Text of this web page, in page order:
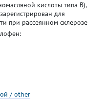
кислоты типа B),
для
при рассеянном склерозе
/ other